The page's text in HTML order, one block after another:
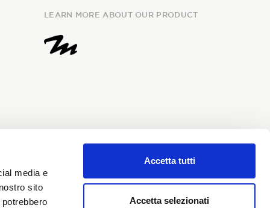
media e
sito
Accetta tutti
Accetta selezionati
LEARN MORE ABOUT OUR PRODUCT
informationand I give my
personal data for the
newsletter.